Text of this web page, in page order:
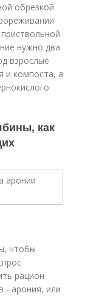
обрезкой
нужно два
взрослые
и компоста, а
как
чтобы
рацион
- арония, или